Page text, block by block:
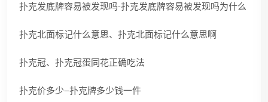
扑克发底牌容易被发现吗-扑克发底牌容易被发现吗为什么
扑克北面标记什么意思、扑克北面标记什么意思啊
扑克冠、扑克冠蛋同花正确吃法
扑克价多少—扑克牌多少钱一件